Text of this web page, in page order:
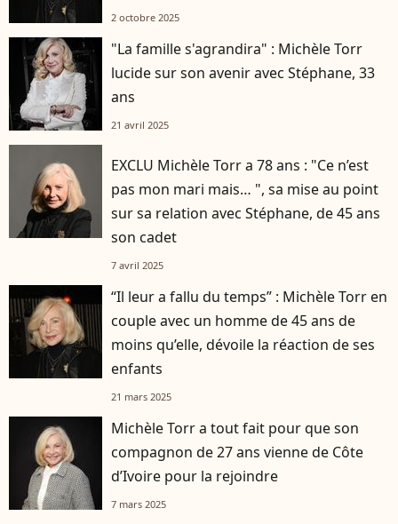
2 octobre 2025
"La famille s'agrandira" : Michèle Torr
lucide sur son avenir avec Stéphane, 33
ans
21 avril 2025
EXCLU Michèle Torr a 78 ans : "Ce n’est
pas mon mari mais… ", sa mise au point
sur sa relation avec Stéphane, de 45 ans
son cadet
7 avril 2025
“Il leur a fallu du temps” : Michèle Torr en
couple avec un homme de 45 ans de
moins qu’elle, dévoile la réaction de ses
enfants
21 mars 2025
Michèle Torr a tout fait pour que son
compagnon de 27 ans vienne de Côte
d’Ivoire pour la rejoindre
7 mars 2025